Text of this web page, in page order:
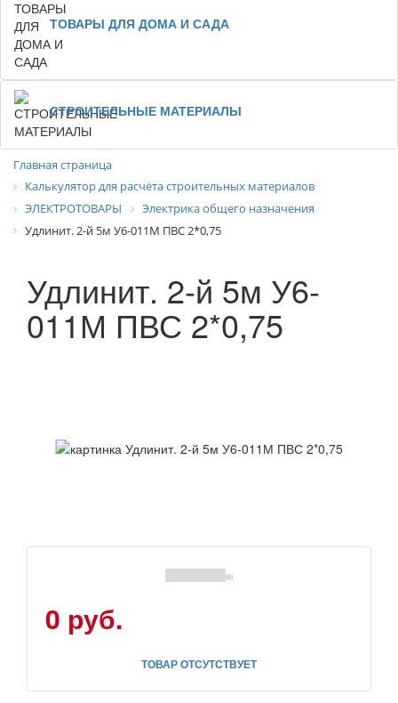
ТОВАРЫ ДЛЯ ДОМА И САДА
СТРОИТЕЛЬНЫЕ МАТЕРИАЛЫ
Главная страница
Калькулятор для расчёта строительных материалов
ЭЛЕКТРОТОВАРЫ
Электрика общего назначения
Удлинит. 2-й 5м У6-011М ПВС 2*0,75
Удлинит. 2-й 5м У6-
011М ПВС 2*0,75
(0)
0 руб.
ТОВАР ОТСУТСТВУЕТ